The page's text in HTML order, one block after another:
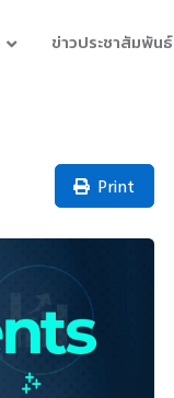
ข่าวประชาสัมพันธ์
Print